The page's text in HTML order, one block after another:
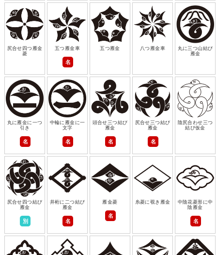
尻合せ四つ雁金
菱
五つ雁金車
名
五つ雁金 八つ雁金車
丸に三つ山結び
雁金
丸に雁金に一つ
引き
名
中輪に雁金に一
文字
名
頭合せ三つ結び
雁金
名
尻合せ三つ結び
雁金
名
陰尻合わせ三つ
結び仮金
尻合せ四つ結び
雁金
別
井桁に二つ結び
雁金
名
雁金菱
名
糸菱に覗き雁金
中陰花菱形に中
陰雁金
名